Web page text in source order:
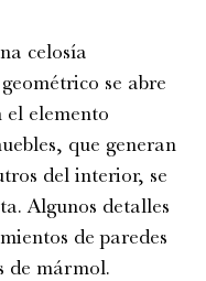
celosía
se abre
el elemento
que generan
del interior, se
Algunos detalles
de paredes
de mármol.